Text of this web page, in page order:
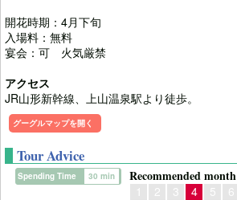
開花時期：4月下旬
入場料：無料
宴会：可 火気厳禁
アクセス
JR山形新幹線、上山温泉駅より徒歩。
グーグルマップを開く
Tour Advice
Recommended month
1 2 3 4 5 6
Spending Time 30 min